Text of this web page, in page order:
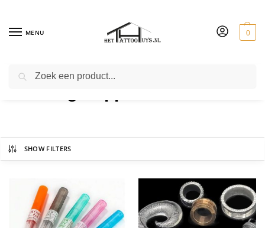
MENU 0
SHOW FILTERS